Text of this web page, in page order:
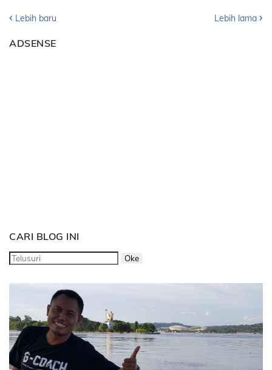
Lebih baru Lebih lama
ADSENSE
CARI BLOG INI